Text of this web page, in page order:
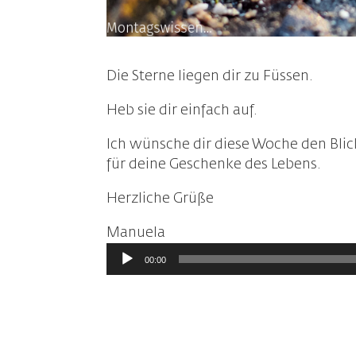
Die Sterne liegen dir zu Füssen.
Heb sie dir einfach auf.
Ich wünsche dir diese Woche den
für deine Geschenke des Lebens.
Herzliche Grüße
Manuela
Audio-
00:00